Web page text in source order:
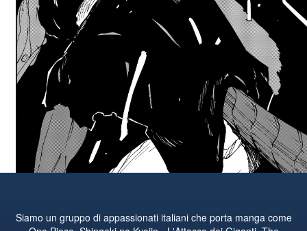
Siamo un gruppo di appassionati italiani che porta manga come